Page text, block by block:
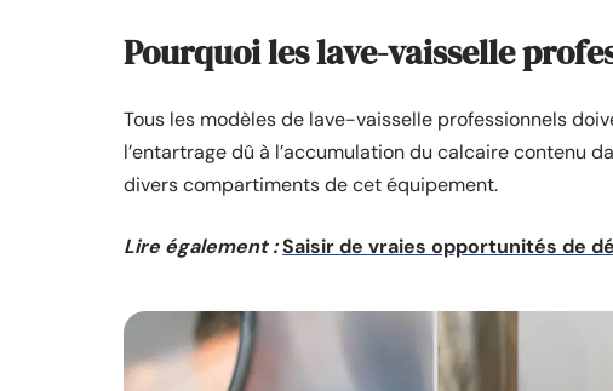
Pourquoi les lave-vaisselle
Tous les modèles de lave-vaisselle professionnels
l’entartrage dû à l’accumulation du calcaire contenu
divers compartiments de cet équipement.
Lire également :Saisir de vraies opportunités de